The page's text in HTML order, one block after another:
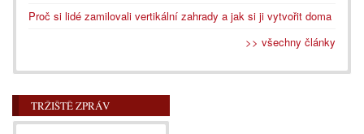
Proč si lidé zamilovali vertikální zahrady a jak si ji vytvořit doma
>> všechny články
TRŽIŠTĚ ZPRÁV